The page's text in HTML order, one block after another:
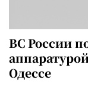
ВС России
Одессе